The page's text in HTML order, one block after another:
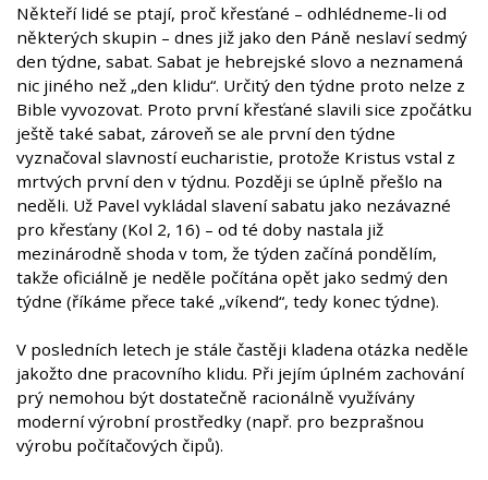
Někteří lidé se ptají, proč křesťané – odhlédneme-li od
některých skupin – dnes již jako den Páně neslaví sedmý
den týdne, sabat. Sabat je hebrejské slovo a neznamená
nic jiného než „den klidu“. Určitý den týdne proto nelze z
Bible vyvozovat. Proto první křesťané slavili sice zpočátku
ještě také sabat, zároveň se ale první den týdne
vyznačoval slavností eucharistie, protože Kristus vstal z
mrtvých první den v týdnu. Později se úplně přešlo na
neděli. Už Pavel vykládal slavení sabatu jako nezávazné
pro křesťany (Kol 2, 16) – od té doby nastala již
mezinárodně shoda v tom, že týden začíná pondělím,
takže oficiálně je neděle počítána opět jako sedmý den
týdne (říkáme přece také „víkend“, tedy konec týdne).
V posledních letech je stále častěji kladena otázka neděle
jakožto dne pracovního klidu. Při jejím úplném zachování
prý nemohou být dostatečně racionálně využívány
moderní výrobní prostředky (např. pro bezprašnou
výrobu počítačových čipů).